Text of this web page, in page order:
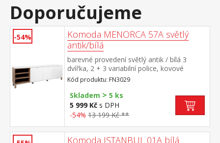
Doporučujeme
-54%
Komoda MENORCA 57A světlý
antik/bílá
barevné provedení světlý antik / bílá 3
dvířka, 2 + 3 variabilní police, kovové
úchytky
Kód produktu: FN3029
Skladem > 5 ks
5 999 Kč s DPH
-54% 13 199 Kč **
Komoda ISTANBUL 01A bílá